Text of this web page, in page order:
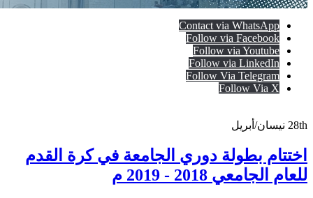
Contact via WhatsApp
Follow via Facebook
Follow via Youtube
Follow via LinkedIn
Follow Via Telegram
Follow Via X
28th نيسان/أبريل
اختتام بطولة دوري الجامعة في كرة القدم
للعام الجامعي 2018 - 2019 م